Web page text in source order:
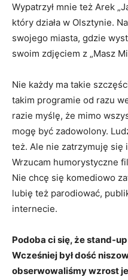
Wypatrzył mnie też Arek
który działa w Olsztynie.
swojego miasta, gdzie
swoim zdjęciem z „Masz
Nie każdy ma takie
takim programie od razu
razie myślę, że mimo
mogę być zadowolony.
też. Ale nie zatrzymuję się
Wrzucam humorystyczne
Nie chcę się komediowo
lubię też parodiować,
internecie.
Podoba ci się, że stand-
Wcześniej był dość
obserwowaliśmy wzrost